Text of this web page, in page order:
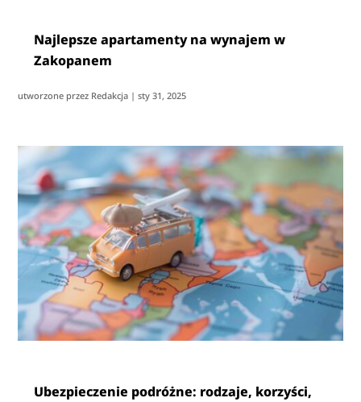
Najlepsze apartamenty na wynajem w
Zakopanem
utworzone przez Redakcja |sty 31, 2025
Ubezpieczenie podróżne: rodzaje, korzyści,